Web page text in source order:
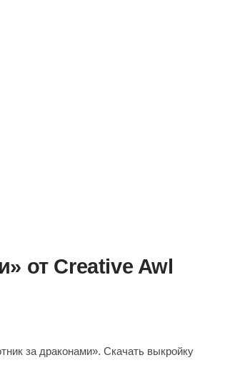
от Creative Awl
за драконами». Скачать выкройку